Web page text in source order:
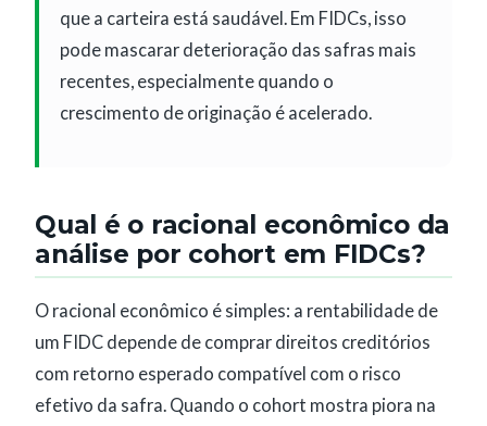
que a carteira está saudável. Em FIDCs, isso
pode mascarar deterioração das safras mais
recentes, especialmente quando o
crescimento de originação é acelerado.
Qual é o racional econômico da
análise por cohort em FIDCs?
O racional econômico é simples: a rentabilidade de
um FIDC depende de comprar direitos creditórios
com retorno esperado compatível com o risco
efetivo da safra. Quando o cohort mostra piora na